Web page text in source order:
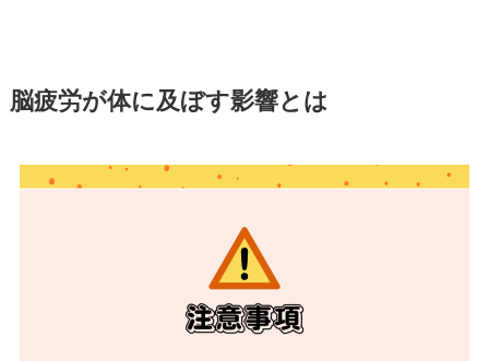
脳疲労が体に及ぼす影響とは